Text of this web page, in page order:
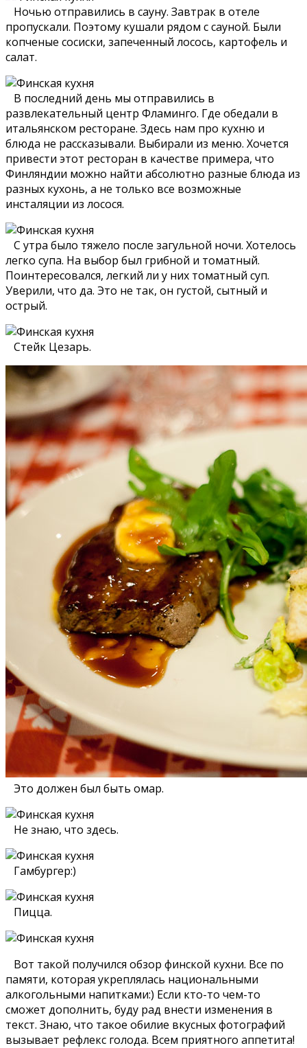
Ночью отправились в сауну. Завтрак в отеле
пропускали. Поэтому кушали рядом с сауной. Были
копченые сосиски, запеченный лосось, картофель и
салат.
В последний день мы отправились в
развлекательный центр Фламинго. Где обедали в
итальянском ресторане. Здесь нам про кухню и
блюда не рассказывали. Выбирали из меню. Хочется
привести этот ресторан в качестве примера, что
Финляндии можно найти абсолютно разные блюда из
разных кухонь, а не только все возможные
инсталяции из лосося.
С утра было тяжело после загульной ночи. Хотелось
легко супа. На выбор был грибной и томатный.
Поинтересовался, легкий ли у них томатный суп.
Уверили, что да. Это не так, он густой, сытный и
острый.
Стейк Цезарь.
Это должен был быть омар.
Не знаю, что здесь.
Гамбургер:)
Пицца.
Вот такой получился обзор финской кухни. Все по
памяти, которая укреплялась национальными
алкогольными напитками:) Если кто-то чем-то
сможет дополнить, буду рад внести изменения в
текст. Знаю, что такое обилие вкусных фотографий
вызывает рефлекс голода. Всем приятного аппетита!